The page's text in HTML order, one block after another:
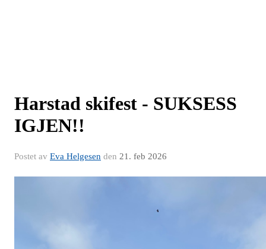
Harstad skifest - SUKSESS
IGJEN!!
Postet av Eva Helgesen den 21. feb 2026